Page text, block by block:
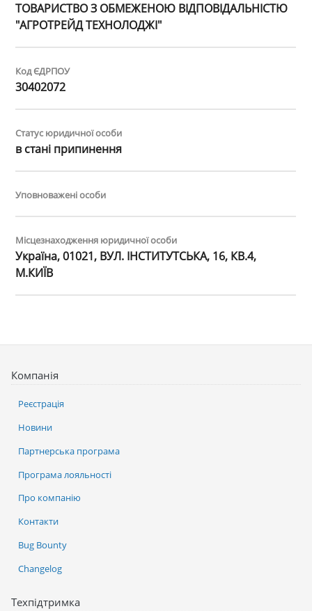
ТОВАРИСТВО З ОБМЕЖЕНОЮ ВІДПОВІДАЛЬНІСТЮ
"АГРОТРЕЙД ТЕХНОЛОДЖІ"
Код ЄДРПОУ
30402072
Статус юридичної особи
в стані припинення
Уповноважені особи
Місцезнаходження юридичної особи
Україна, 01021, ВУЛ. ІНСТИТУТСЬКА, 16, КВ.4,
М.КИЇВ
Компанія
Реєстрація
Новини
Партнерська програма
Програма лояльності
Про компанію
Контакти
Bug Bounty
Changelog
Техпідтримка